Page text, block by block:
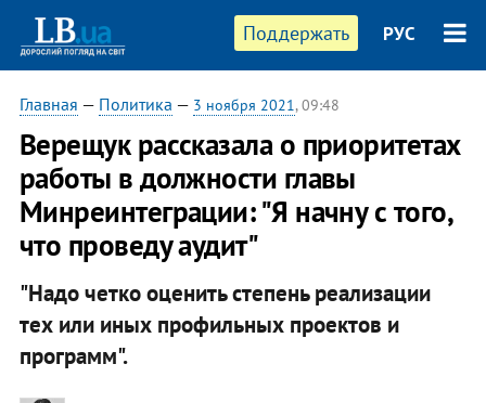
Поддержать РУС
Главная — Политика — 3 ноября 2021, 09:48
Верещук рассказала о приоритетах
работы в должности главы
Минреинтеграции: "Я начну с того,
что проведу аудит"
"Надо четко оценить степень реализации
тех или иных профильных проектов и
программ".